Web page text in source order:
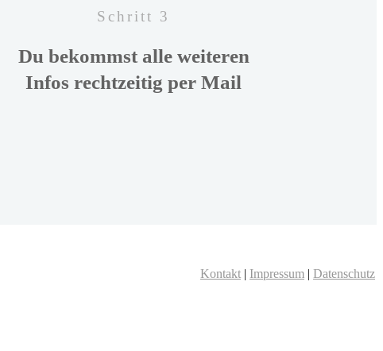
Schritt 3
Du bekommst alle weiteren
Infos rechtzeitig per Mail
Kontakt | Impressum | Datenschutz